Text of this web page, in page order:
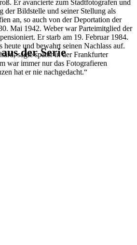
Er avancierte zum Stadtfotografen und
der Bildstelle und seiner Stellung als
an, so auch von der Deportation der
Mai 1942. Weber war Parteimitglied der
Er starb am 19. Februar 1984.
und bewahrt seinen Nachlass auf.
sagte später in der Frankfurter
war immer nur das Fotografieren
hat er nie nachgedacht.“
der Serie